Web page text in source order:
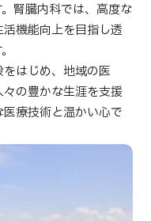
腎臓内科では、高度な
機能向上を目指し透
はじめ、地域の医
の豊かな生涯を支援
療技術と温かい心で